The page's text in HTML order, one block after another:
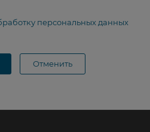
персональных данных
Отменить